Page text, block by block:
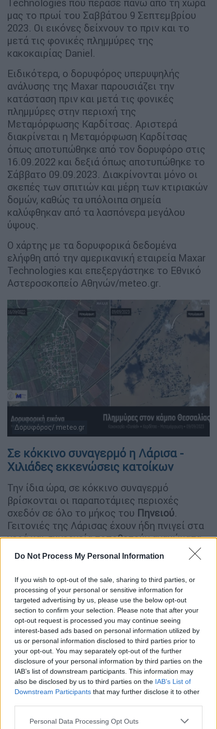
Do Not Process My Personal Information
If you wish to opt-out of the sale, sharing to third parties, or
processing of your personal or sensitive information for
targeted advertising by us, please use the below opt-out
section to confirm your selection. Please note that after your
opt-out request is processed you may continue seeing
interest-based ads based on personal information utilized by
us or personal information disclosed to third parties prior to
your opt-out. You may separately opt-out of the further
disclosure of your personal information by third parties on the
IAB’s list of downstream participants. This information may
also be disclosed by us to third parties on the IAB’s List of
Downstream Participants that may further disclose it to other
Please note that this website/app uses one or more Google
Personal Data Processing Opt Outs
Technologies που πέρασε πάνω από τη χώρα
μας το πρωί του Σαββάτου 9 Σεπτεμβρίου
2023. Οι εικόνες δείχνουν το πριν και το
μετά τις φονικές πλημμύρες της
κακοκαιρίας Daniel.
Ειδικότερα, ο δορυφόρος υπερυψηλής
ανάλυσης της Maxar παρουσιάζει την
κατάσταση πριν και μετά τις φονικές
πλημμύρες στην περιοχή της
Μεταμόρφωσης Καρδίτσας. Αριστερά
διακρίνεται η Μεταμόρφωση Καρδίτσας
όπως αποτυπώθηκε από τον δορυφόρο στις
16.09.2022 και δεξιά όπως αποτυπώθηκε το
Σάββατο 09.09.2023. Διακρίνονται μόνο οι
σκεπές των σπιτιών και μέρη των κτιριακών
δομών, καθώς τα υπόλοιπα σημεία
καλύφθηκαν από τα λασπόνερα μεγάλου
ύψους.
Ο χάρτης με τα δορυφορικά δεδομένα
ελήφθη από την αμερικανική εταιρεία Maxar
Technologies και επεξεργάστηκε το Εθνικό
Αστεροσκοπείο Αθηνών/meteo.gr.
Δορυφόρος/ meteo.gr
Σε κόκκινο συναγερμό η Λάρισα -
Χιλιάδες εκκενώσεις κατοίκων
Την ίδια ώρα, σε κόκκινο συναγερμό
βρίσκονται οι παραποτάμιες περιοχές
σχεδόν σε όλο το μήκος του Πηνειού.
Γειτονιές της Λάρισας έχουν ήδη πνιγεί στα
νερά και συνεργεία τοποθετούν αναχώματα
και εγκαθιστούν μηχανήματα άντλησης για να
μην πλημμυρίσει το κέντρο της πόλης, που
είναι αποκλεισμένη οδικώς και
σιδηροδρομικώς. Πολύ δύσκολη είναι η
κατάσταση για τους κατοίκους των χωριών
πέριξ της κοιλάδας των Τεμπών.
Σύμφωνα με τα στοιχεία που δίνουν οι
αισθητήρες που έχει τοποθετήσει το
ΕΛΚΕΘΕμέσα στον Πηνειό, η στάθμη του
νερού στις 3 Σεπτεμβρίου ήταν μόλις 1.29
εκατοστά , στις 8 Σεπτεμβρίου έφθασε στα
8,43 μέτρα, και από εκεί και μετά όπως
φαίνεται από την καμπύλη ξεκινά η
αποκλιμάκωση.